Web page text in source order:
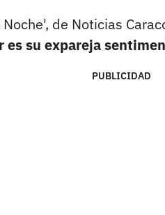
de Noticias
es su expareja
PUBLICIDAD